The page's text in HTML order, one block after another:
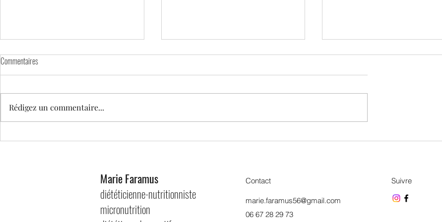
Je mange peu d'aliments riches en
Je mange peu de fruits et légumes : quels
Je mange régulièrement des aliments
Commentaires
Rédigez un commentaire...
Marie Faramus
diététicienne-nutritionniste
micronutrition
Contact
marie.faramus56@gmail.com
06 67 28 29 73
Suivre